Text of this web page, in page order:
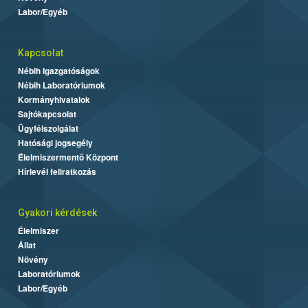
Labor/Egyéb
Kapcsolat
Nébih Igazgatóságok
Nébih Laboratóriumok
Kormányhivatalok
Sajtókapcsolat
Ügyfélszolgálat
Hatósági jogsegély
Élelmiszermentő Központ
Hírlevél feliratkozás
Gyakori kérdések
Élelmiszer
Állat
Növény
Laboratóriumok
Labor/Egyéb